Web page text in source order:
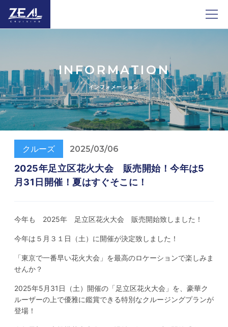
INFORMATION
インフォメーション
クルーズ 2025/03/06
2025年足立区花火大会 販売開始！今年は5
月31日開催！夏はすぐそこに！
今年も 2025年 足立区花火大会 販売開始致しました！
今年は５月３１日（土）に開催が決定致しました！
「東京で一番早い花火大会」を最高のロケーションで楽しみま
せんか？
2025年5月31日（土）開催の「足立区花火大会」を、豪華ク
ルーザーの上で優雅に鑑賞できる特別なクルージングプランが
登場！